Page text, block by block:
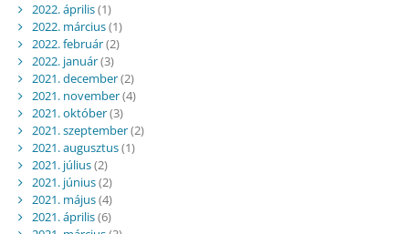
2022. április(1)
2022. március(1)
2022. február(2)
2022. január(3)
2021. december(2)
2021. november(4)
2021. október(3)
2021. szeptember(2)
2021. augusztus(1)
2021. július(2)
2021. június(2)
2021. május(4)
2021. április(6)